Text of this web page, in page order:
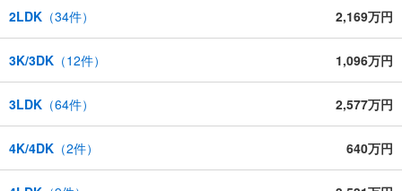
2LDK （34件） 2,169万円
3K/3DK （12件） 1,096万円
3LDK （64件） 2,577万円
4K/4DK （2件） 640万円